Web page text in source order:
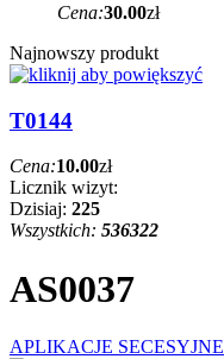
Cena:30.00zł
Najnowszy produkt
T0144
Cena:10.00zł
Licznik wizyt:
Dzisiaj: 225
Wszystkich: 536322
AS0037
APLIKACJE SECESYJNE